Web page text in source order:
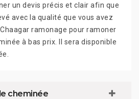
un devis précis et clair afin que
avec la qualité que vous avez
ramonage pour ramoner
à bas prix. Il sera disponible
cheminée